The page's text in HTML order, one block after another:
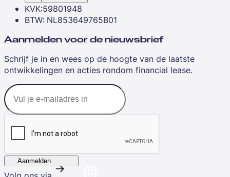
KVK:59801948
BTW: NL853649765B01
Aanmelden voor de nieuwsbrief
Schrijf je in en wees op de hoogte van de laatste
ontwikkelingen en acties rondom financial lease.
Aanmelden